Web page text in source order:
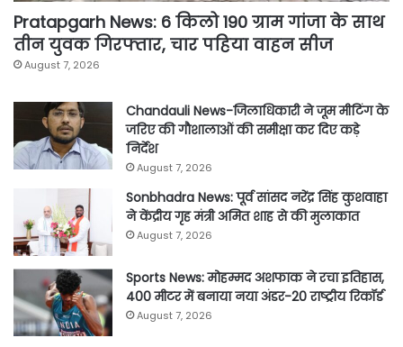
Pratapgarh News: 6 किलो 190 ग्राम गांजा के साथ
तीन युवक गिरफ्तार, चार पहिया वाहन सीज
August 7, 2026
Chandauli News-जिलाधिकारी ने जूम मीटिंग के
जरिए की गौशालाओं की समीक्षा कर दिए कड़े
निर्देश
August 7, 2026
Sonbhadra News: पूर्व सांसद नरेंद्र सिंह कुशवाहा
ने केंद्रीय गृह मंत्री अमित शाह से की मुलाकात
August 7, 2026
Sports News: मोहम्मद अशफाक ने रचा इतिहास,
400 मीटर में बनाया नया अंडर-20 राष्ट्रीय रिकॉर्ड
August 7, 2026